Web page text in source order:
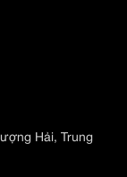
Hải, Trung